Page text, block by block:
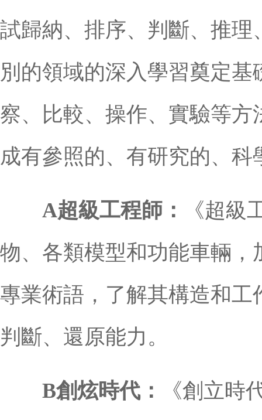
試歸納、排序、判斷、推
別的領域的深入學習奠定
察、比較、操作、實驗等
成有參照的、有研究的、科
A超級工程師：
《超級
物、各類模型和功能車輛
專業術語，了解其構造和
判斷、還原能力。
B創炫時代：
《創立時